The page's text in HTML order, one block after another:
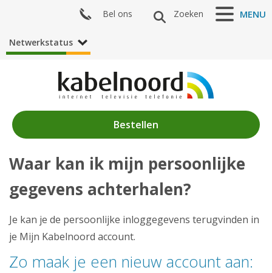
Nieuws
Producten
Klantenservice
Mijn Kabelnoord
Bestellen
MENU
Zoeken
Bel ons
Netwerkstatus
Waar kan ik mijn persoonlijke
gegevens achterhalen?
Je kan je de persoonlijke inloggegevens terugvinden in
je Mijn Kabelnoord account.
Zo maak je een nieuw account aan: